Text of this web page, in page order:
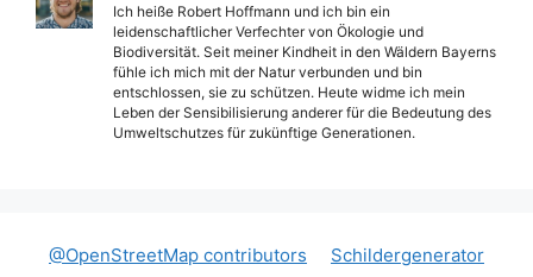
Ich heiße Robert Hoffmann und ich bin ein
leidenschaftlicher Verfechter von Ökologie und
Biodiversität. Seit meiner Kindheit in den Wäldern Bayerns
fühle ich mich mit der Natur verbunden und bin
entschlossen, sie zu schützen. Heute widme ich mein
Leben der Sensibilisierung anderer für die Bedeutung des
Umweltschutzes für zukünftige Generationen.
@OpenStreetMap contributors Schildergenerator